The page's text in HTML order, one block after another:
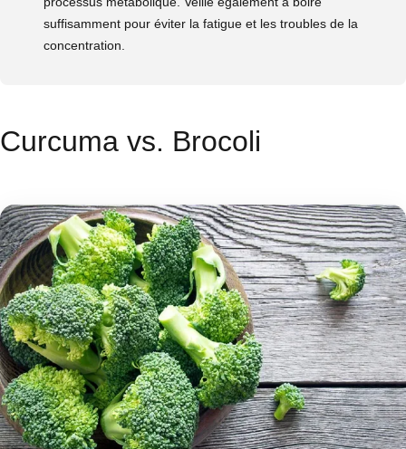
suffisamment pour éviter la fatigue et les troubles de la
concentration.
Curcuma vs. Brocoli